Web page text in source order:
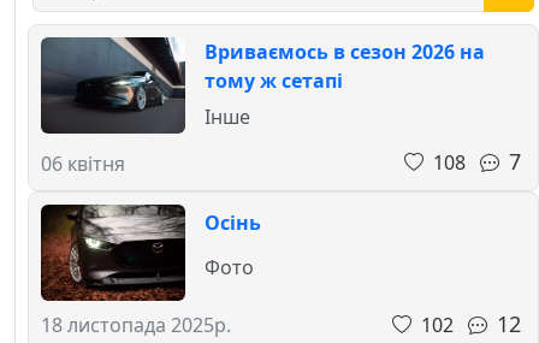
Вриваємось в сезон 2026 на
тому ж сетапі
06 квітня
Інше
108
7
Осінь
18 листопада 2025р.
Фото
102 12